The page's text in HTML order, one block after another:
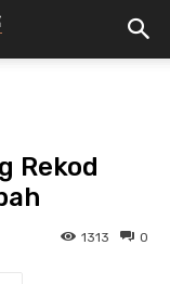
Rekod
0
1313